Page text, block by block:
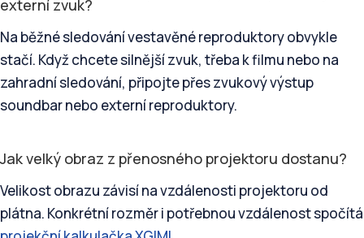
externí zvuk?
Na běžné sledování vestavěné reproduktory obvykle
stačí. Když chcete silnější zvuk, třeba k filmu nebo na
zahradní sledování, připojte přes zvukový výstup
soundbar nebo externí reproduktory.
Jak velký obraz z přenosného projektoru dostanu?
Velikost obrazu závisí na vzdálenosti projektoru od
plátna. Konkrétní rozměr i potřebnou vzdálenost spočítá